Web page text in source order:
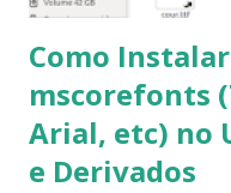
Como
mscorefonts
Arial, etc) no
e Derivados